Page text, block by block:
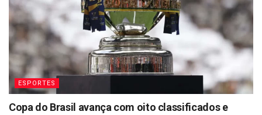
ESPORTES
Copa do Brasil avança com oito classificados e